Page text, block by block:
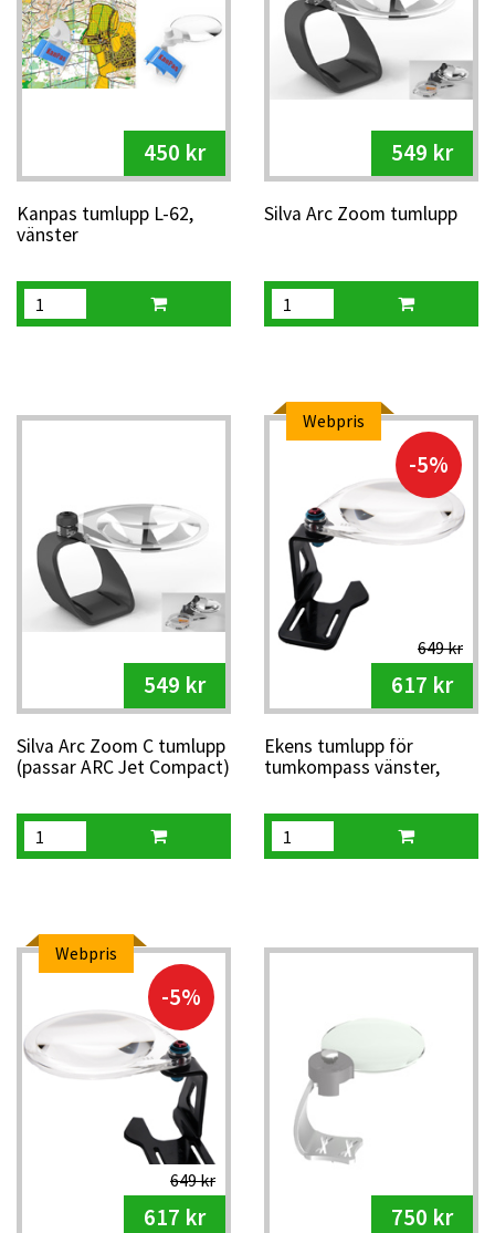
450 kr
Kanpas tumlupp L-62,
vänster
549 kr
Silva Arc Zoom tumlupp
549 kr
Silva Arc Zoom C tumlupp
(passar ARC Jet Compact)
Webpris
-5%
649 kr
617 kr
Ekens tumlupp för
tumkompass vänster,
Webpris
-5%
649 kr
617 kr 750 kr